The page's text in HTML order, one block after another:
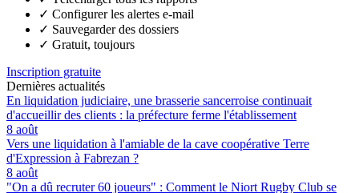
✓ Configurer les alertes e-mail
✓ Sauvegarder des dossiers
✓ Gratuit, toujours
Inscription gratuite
Dernières actualités
En liquidation judiciaire, une brasserie sancerroise continuait
d'accueillir des clients : la préfecture ferme l'établissement
8 août
Vers une liquidation à l'amiable de la cave coopérative Terre
d'Expression à Fabrezan ?
8 août
"On a dû recruter 60 joueurs" : Comment le Niort Rugby Club se